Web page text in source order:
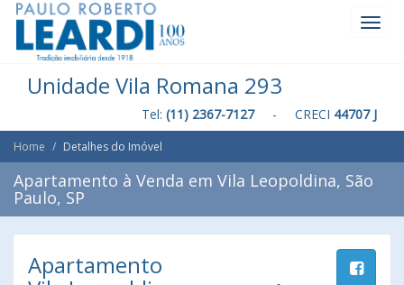
Unidade Vila Romana 293
Tel: (11) 2367-7127- CRECI 44707 J
Home Detalhes do Imóvel
Apartamento à Venda em Vila Leopoldina, São
Paulo, SP
Apartamento